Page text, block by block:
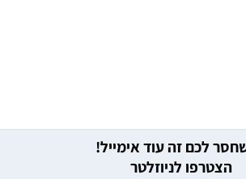
לכם זה עוד אימייל!
הצטרפו לניוזלטר